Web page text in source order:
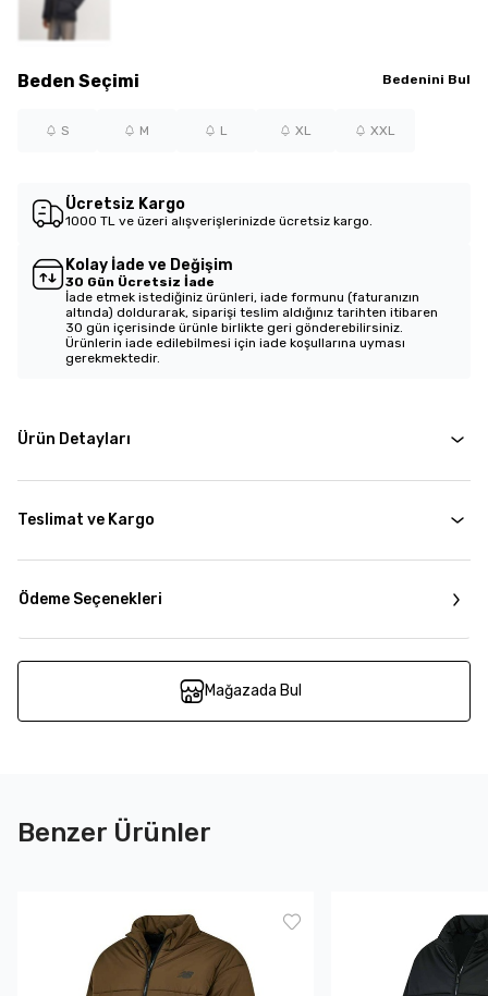
Beden Seçimi Bedenini Bul
S M L XL XXL
Ücretsiz Kargo
1000 TL ve üzeri alışverişlerinizde ücretsiz kargo.
Kolay İade ve Değişim
30 Gün Ücretsiz İade
İade etmek istediğiniz ürünleri, iade formunu (faturanızın
altında) doldurarak, siparişi teslim aldığınız tarihten itibaren
30 gün içerisinde ürünle birlikte geri gönderebilirsiniz.
Ürünlerin iade edilebilmesi için iade koşullarına uyması
gerekmektedir.
Ürün Detayları
Teslimat ve Kargo
Ödeme Seçenekleri
Mağazada Bul
Benzer Ürünler